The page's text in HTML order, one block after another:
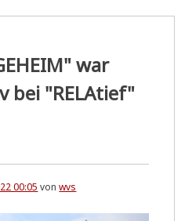
war
bei "RELAtief"
00:05 vonwvs